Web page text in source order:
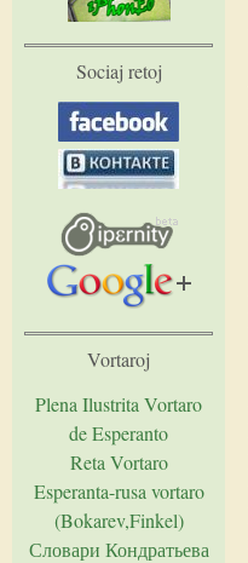
Sociaj retoj
Vortaroj
Plena Ilustrita Vortaro
de Esperanto
Reta Vortaro
Esperanta-rusa vortaro
(Bokarev,Finkel)
Словари Кондратьева